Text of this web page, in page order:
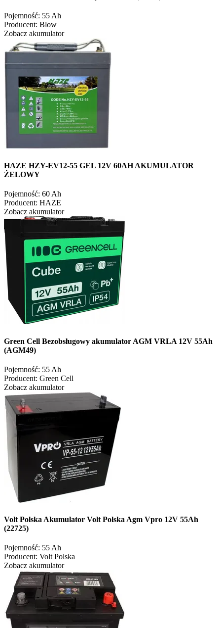
Pojemność: 55 Ah
Producent: Blow
Zobacz akumulator
HAZE HZY-EV12-55 GEL 12V 60AH AKUMULATOR
ŻELOWY
Pojemność: 60 Ah
Producent: HAZE
Zobacz akumulator
Green Cell Bezobsługowy akumulator AGM VRLA 12V 55Ah
(AGM49)
Pojemność: 55 Ah
Producent: Green Cell
Zobacz akumulator
Volt Polska Akumulator Volt Polska Agm Vpro 12V 55Ah
(22725)
Pojemność: 55 Ah
Producent: Volt Polska
Zobacz akumulator